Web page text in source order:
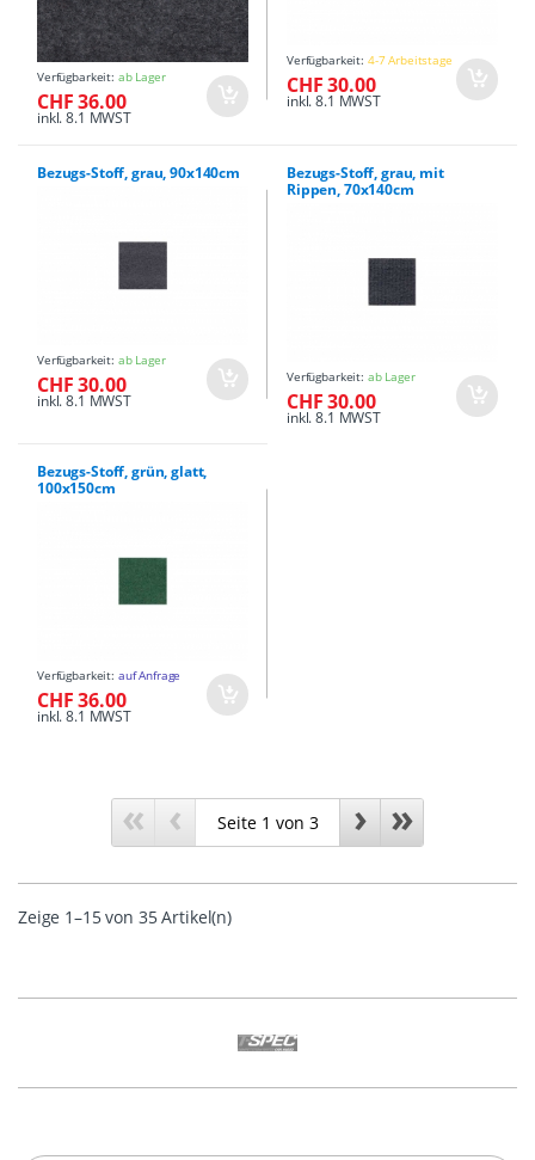
Verfügbarkeit: ab Lager
CHF 36.00
inkl. 8.1 MWST
Verfügbarkeit: 4-7 Arbeitstage
CHF 30.00
inkl. 8.1 MWST
Bezugs-Stoff, grau, 90x140cm
Verfügbarkeit: ab Lager
CHF 30.00
inkl. 8.1 MWST
Bezugs-Stoff, grau, mit
Rippen, 70x140cm
Verfügbarkeit: ab Lager
CHF 30.00
inkl. 8.1 MWST
Bezugs-Stoff, grün, glatt,
100x150cm
Verfügbarkeit: auf Anfrage
CHF 36.00
inkl. 8.1 MWST
« ‹ › »
Zeige 1–15 von 35 Artikel(n)